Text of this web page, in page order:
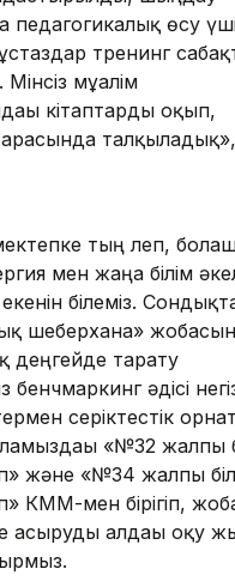
педаго­гикалық өсу
ұстаздар тренинг
мұға­лім
кітаптарды оқып,
арасында тал­қыладық»,
тың леп,
мен жаңа білім
білеміз.
шеберхана» жобасын
деңгейде тарату
бенчмаркинг әдісі
серік­тестік
«№32 жалпы
және «№34 жалпы
КММ-мен бірігіп,
асыруды алдағы оқу